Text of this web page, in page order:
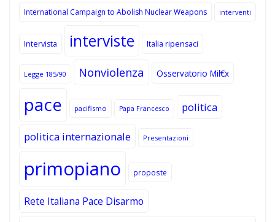
International Campaign to Abolish Nuclear Weapons interventi
Intervista interviste Italia ripensaci
Legge 185/90 Nonviolenza Osservatorio Mil€x
pace pacifismo Papa Francesco politica
politica internazionale Presentazioni
primopiano proposte
Rete Italiana Pace Disarmo